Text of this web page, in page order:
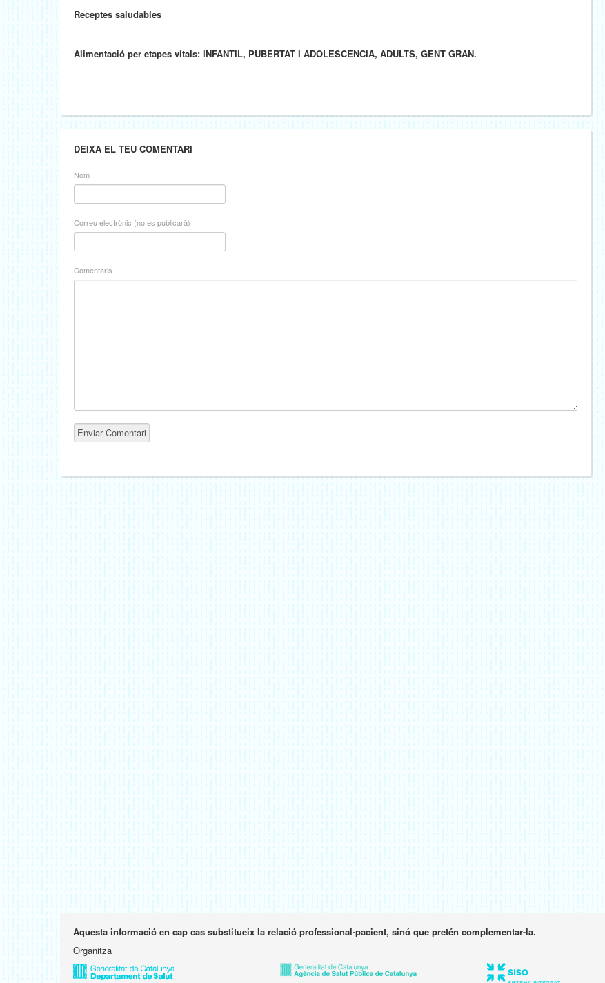
Receptes saludables
Alimentació per etapes vitals: INFANTIL, PUBERTAT I ADOLESCENCIA, ADULTS, GENT GRAN.
DEIXA EL TEU COMENTARI
Nom
Correu electrònic (no es publicarà)
Comentaris
Aquesta informació en cap cas substitueix la relació professional-pacient, sinó que pretén complementar-la.
Organitza